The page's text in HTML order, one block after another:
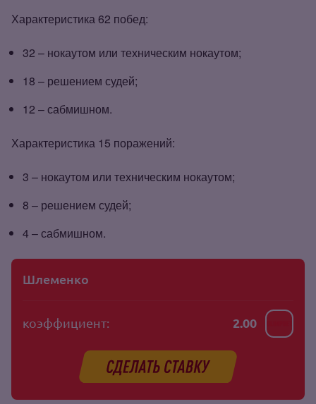
Характеристика 62 побед:
32 – нокаутом или техническим нокаутом;
18 – решением судей;
12 – сабмишном.
Характеристика 15 поражений:
3 – нокаутом или техническим нокаутом;
8 – решением судей;
4 – сабмишном.
Шлеменко
коэффициент: 2.00